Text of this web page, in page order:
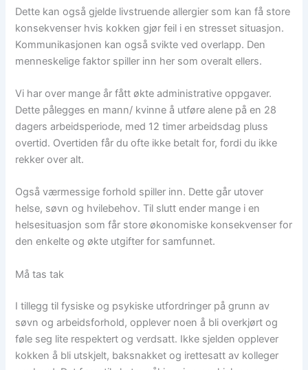
Dette kan også gjelde livstruende allergier som kan få store
konsekvenser hvis kokken gjør feil i en stresset situasjon.
Kommunikasjonen kan også svikte ved overlapp. Den
menneskelige faktor spiller inn her som overalt ellers.
Vi har over mange år fått økte administrative oppgaver.
Dette pålegges en mann/ kvinne å utføre alene på en 28
dagers arbeidsperiode, med 12 timer arbeidsdag pluss
overtid. Overtiden får du ofte ikke betalt for, fordi du ikke
rekker over alt.
Også værmessige forhold spiller inn. Dette går utover
helse, søvn og hvilebehov. Til slutt ender mange i en
helsesituasjon som får store økonomiske konsekvenser for
den enkelte og økte utgifter for samfunnet.
Må tas tak
I tillegg til fysiske og psykiske utfordringer på grunn av
søvn og arbeidsforhold, opplever noen å bli overkjørt og
føle seg lite respektert og verdsatt. Ikke sjelden opplever
kokken å bli utskjelt, baksnakket og irettesatt av kolleger